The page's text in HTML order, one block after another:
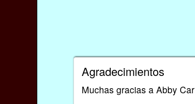
Agradecimientos
Muchas gracias a Abby